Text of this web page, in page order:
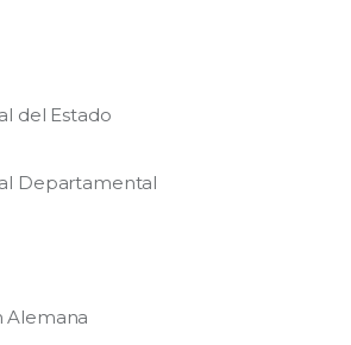
del Estado
Departamental
Alemana